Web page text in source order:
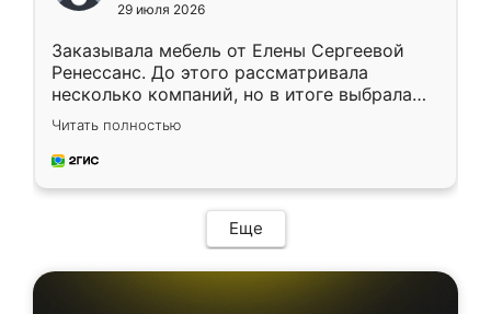
29 июля 2026
Заказывала мебель от Елены Сергеевой
Ренессанс. До этого рассматривала
несколько компаний, но в итоге выбрала
эту. Сначала обговорили условия, потом
приехал замерщик, всё спокойно объяснил
и снял размеры. Изготовили в срок, с
мебель сразу встала на свое место без
каких-либо доработок. Качеством осталась
довольна, все выглядит так, как и ожидала.
Читать полностью
Еще